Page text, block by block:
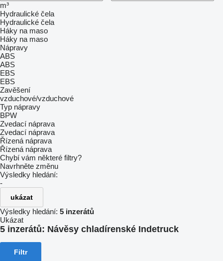
m³
Hydraulické čela
Hydraulické čela
Háky na maso
Háky na maso
Nápravy
ABS
ABS
EBS
EBS
Zavěšení
vzduchové/vzduchové
Typ nápravy
BPW
Zvedací náprava
Zvedací náprava
Řízená náprava
Řízená náprava
Chybí vám některé filtry?
Navrhněte změnu
Výsledky hledání:
-
ukázat
Výsledky hledání: 5 inzerátů
Ukázat
5 inzerátů: Návěsy chladírenské Indetruck
Filtr